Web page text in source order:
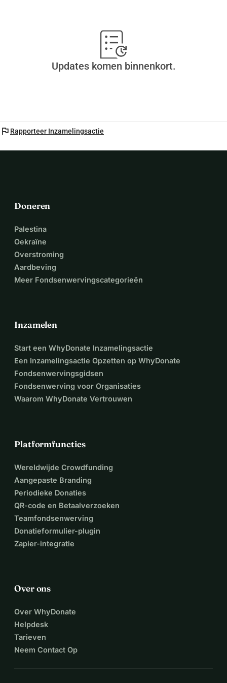
Updates komen binnenkort.
flag Rapporteer Inzamelingsactie
Doneren
Palestina
Oekraïne
Overstroming
Aardbeving
Meer Fondsenwervingscategorieën
Inzamelen
Start een WhyDonate Inzamelingsactie
Een Inzamelingsactie Opzetten op WhyDonate
Fondsenwervingsgidsen
Fondsenwerving voor Organisaties
Waarom WhyDonate Vertrouwen
Platformfuncties
Wereldwijde Crowdfunding
Aangepaste Branding
Periodieke Donaties
QR-code en Betaalverzoeken
Teamfondsenwerving
Donatieformulier-plugin
Zapier-integratie
Over ons
Over WhyDonate
Helpdesk
Tarieven
Neem Contact Op